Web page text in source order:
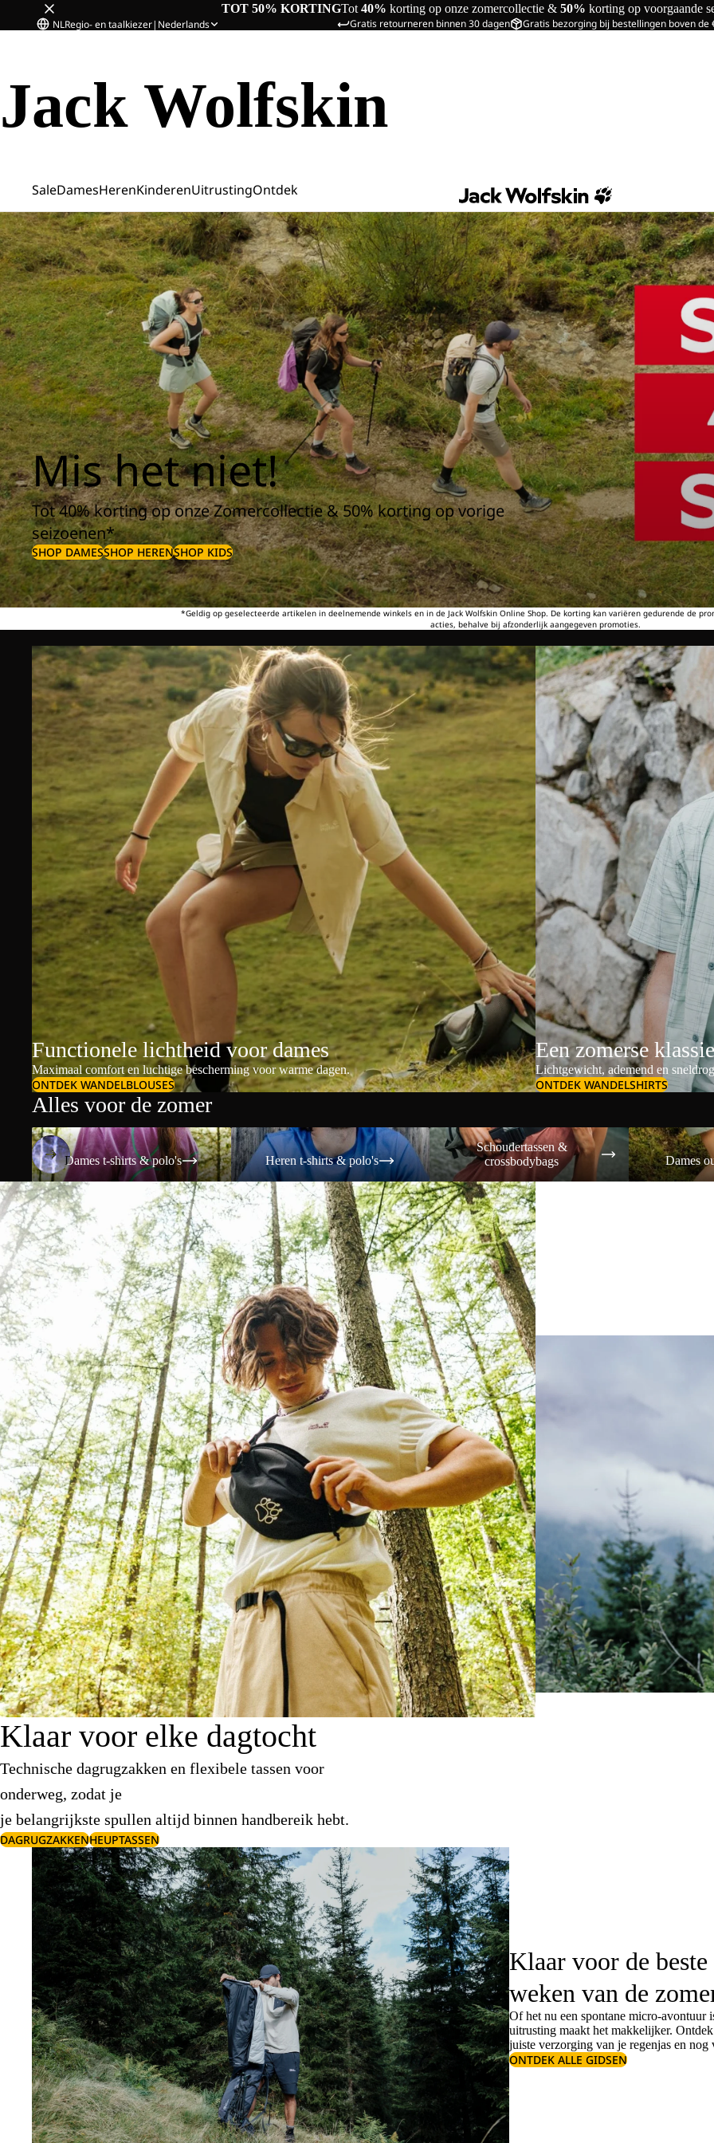
TOT 50% KORTINGTot 40% korting op onze zomercollectie & 50% korting op voorgaande
Gratis retourneren binnen 30 dagen Gratis bezorging bij bestellingen boven de
NLRegio- en taalkiezer| Nederlands
Jack Wolfskin
SaleDamesHerenKinderenUitrustingOntdek
Mis het niet!
Tot 40% korting op onze Zomercollectie & 50% korting op vorige
seizoenen*
SHOP DAMESSHOP HERENSHOP KIDS
*Geldig op geselecteerde artikelen in deelnemende winkels en in de Jack Wolfskin Online Shop. De korting kan variëren gedurende de
acties, behalve bij afzonderlijk aangegeven promoties.
Functionele lichtheid voor dames
Maximaal comfort en luchtige bescherming voor warme dagen.
ONTDEK WANDELBLOUSES
Een zomerse
Lichtgewicht, ademend en
ONTDEK WANDELSHIRTS
Alles voor de zomer
Dames t-shirts & polo's
Dames t-shirts & polo's
Heren t-shirts & polo's
Heren t-shirts & polo's
Schoudertassen & crossbodybags
Schoudertassen &
crossbodybags
Dames outdoor
Dames
Klaar voor elke dagtocht
Technische dagrugzakken en flexibele tassen voor
onderweg, zodat je
je belangrijkste spullen altijd binnen handbereik hebt.
DAGRUGZAKKENHEUPTASSEN
Klaar voor de beste
weken van de
Of het nu een spontane micro-avontuur
uitrusting maakt het makkelijker.
juiste verzorging van je regenjasen nog
ONTDEK ALLE GIDSEN